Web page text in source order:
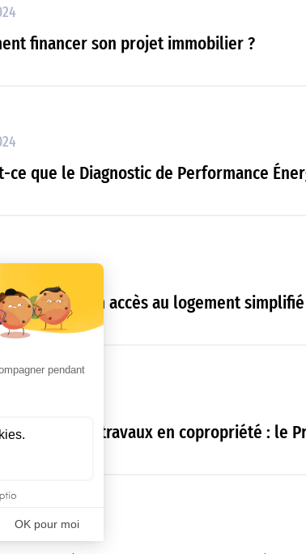
financer son projet immobilier ?
ce que le Diagnostic de Performance
zonage : un accès au logement
des travaux en copropriété : le